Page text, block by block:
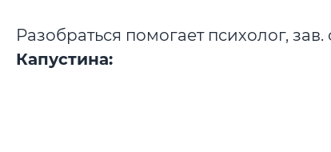
Разобраться помогает психолог,
Капустина: